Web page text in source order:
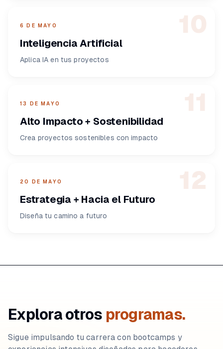
10
6 DE MAYO
Inteligencia Artificial
Aplica IA en tus proyectos
11
13 DE MAYO
Alto Impacto + Sostenibilidad
Crea proyectos sostenibles con impacto
12
20 DE MAYO
Estrategia + Hacia el Futuro
Diseña tu camino a futuro
Explora otros programas.
Sigue impulsando tu carrera con bootcamps y